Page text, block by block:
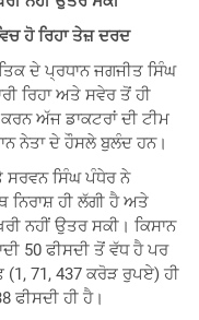
ਹੋ ਰਿਹਾ ਤੇਜ਼ ਦਰਦ
ਦੇ ਪ੍ਰਧਾਨ ਜਗਜੀਤ ਸਿੰਘ
ਰਿਹਾ ਅਤੇ ਸਵੇਰ ਤੋਂ ਹੀ
ਅੱਜ ਡਾਕਟਰਾਂ ਦੀ ਟੀਮ
ਨੇਤਾ ਦੇ ਹੌਸਲੇ ਬੁਲੰਦ ਹਨ।
ਸਰਵਨ ਸਿੰਘ ਪੰਧੇਰ ਨੇ
ਹੀ ਲੱਗੀ ਹੈ ਅਤੇ
ਨਹੀਂ ਉਤਰ ਸਕੀ। ਕਿਸਾਨ
50 ਫੀਸਦੀ ਤੋਂ ਵੱਧ ਹੈ ਪਰ
71, 437 ਕਰੋੜ ਰੁਪਏ) ਹੀ
ਫੀਸਦੀ ਹੀ ਹੈ।